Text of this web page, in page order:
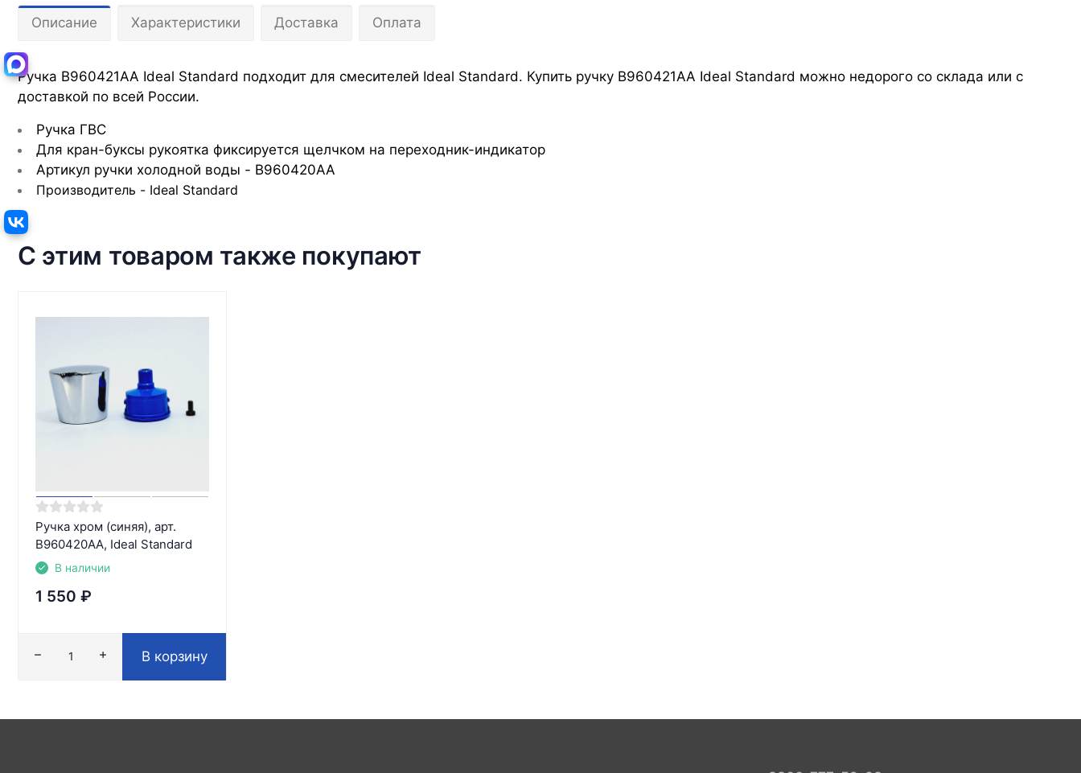
Описание Характеристики Доставка Оплата
Ручка B960421AA Ideal Standard подходит для смесителей Ideal Standard. Купить ручку B960421AA Ideal Standard можно недорого со склада или с
доставкой по всей России.
Ручка ГВС
Для кран-буксы рукоятка фиксируется щелчком на переходник-индикатор
Артикул ручки холодной воды - B960420AA
Производитель - Ideal Standard
С этим товаром также покупают
Ручка хром (синяя), арт.
B960420AA, Ideal Standard
В наличии
1 550 ₽
В корзину